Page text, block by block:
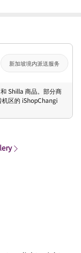
新加坡境内派送服务
Shilla 商品。部分商
区的 iShopChangi